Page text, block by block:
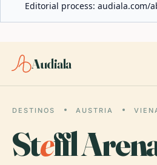
Editorial process: audiala.com/
Audiala
DESTINOS AUSTRIA
Steffl